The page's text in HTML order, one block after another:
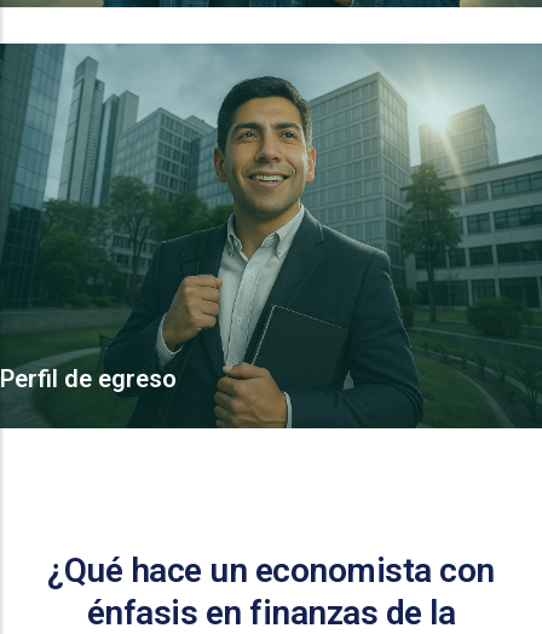
Perfil de egreso
¿Qué hace un economista con
énfasis en finanzas de la